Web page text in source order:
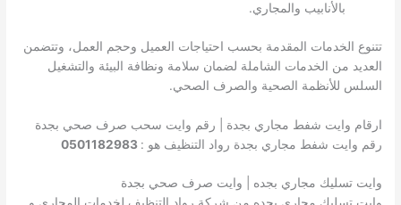
بالأنابيب والمجاري.
تتنوع الخدمات المقدمة بحسب احتياجات العميل وحجم العمل، وتتضمن
العديد من الخدمات الشاملة لضمان سلامة ونظافة البيئة والتشغيل
السلس للأنظمة الصحية والصرف الصحي.
ارقام وايت شفط مجاري بجدة | رقم وايت سحب صرف صحي بجدة
رقم وايت شفط مجاري بجدة رواد التنظيف هو : 0501182983
وايت تسليك مجاري بجده | وايت صرف صحي بجدة